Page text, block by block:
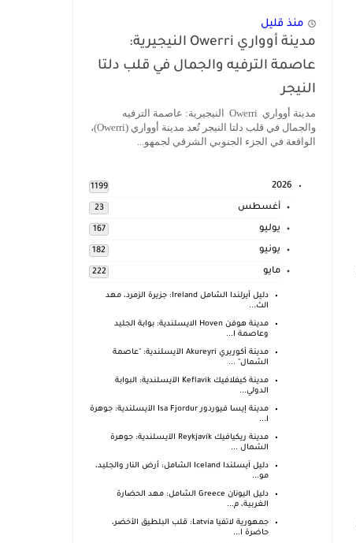
منذ قليل
مدينة أوواري Owerri النيجيرية:
عاصمة الترفيه والجمال في قلب دلتا
النيجر
مدينة أوواري Owerri النيجيرية: عاصمة الترفيه
والجمال في قلب دلتا النيجر تُعد مدينة أوواري (Owerri)،
الواقعة في الجزء الجنوبي الشرقي لجمهو...
2026
1199
أغسطس 23
يوليو 167
يونيو 182
مايو 222
دليل أيرلندا الشامل Ireland: جزيرة الزمرد، مهد
الث...
مدينة هوفن Hoven الايسلندية: بوابة الجليد
وعاصمة ا...
مدينة أكوريري Akureyri الآيسلندية: "عاصمة
الشمال" ...
مدينة كيفلافيك Keflavik الآيسلندية: البوابة
الدولي...
مدينة إيسا فيوردور Isa Fjordur الآيسلندية: جوهرة
ا...
مدينة ريكيافيك Reykjavík الآيسلندية: جوهرة
الشمال ...
دليل آيسلندا Iceland الشامل: أرض النار والجليد،
مو...
دليل اليونان Greece الشامل: مهد الحضارة
الغربية، م...
جمهورية لاتفيا Latvia: قلب البلطيق الأخضر،
حاضرة ا...